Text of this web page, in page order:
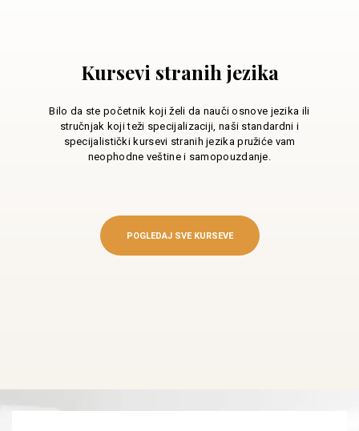
Kursevi stranih jezika
Bilo da ste početnik koji želi da nauči osnove jezika ili
stručnjak koji teži specijalizaciji, naši standardni i
specijalistički kursevi stranih jezika pružiće vam
neophodne veštine i samopouzdanje.
POGLEDAJ SVE KURSEVE